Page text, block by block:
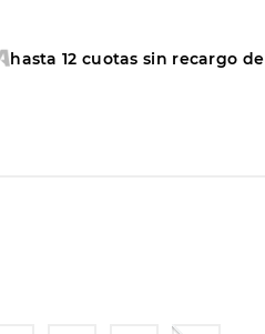
hasta12 cuotas sin recargo de